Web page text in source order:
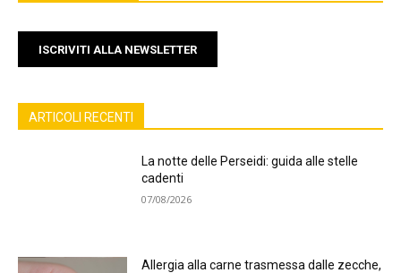
ISCRIVITI ALLA NEWSLETTER
ARTICOLI RECENTI
La notte delle Perseidi: guida alle stelle
cadenti
07/08/2026
Allergia alla carne trasmessa dalle zecche,